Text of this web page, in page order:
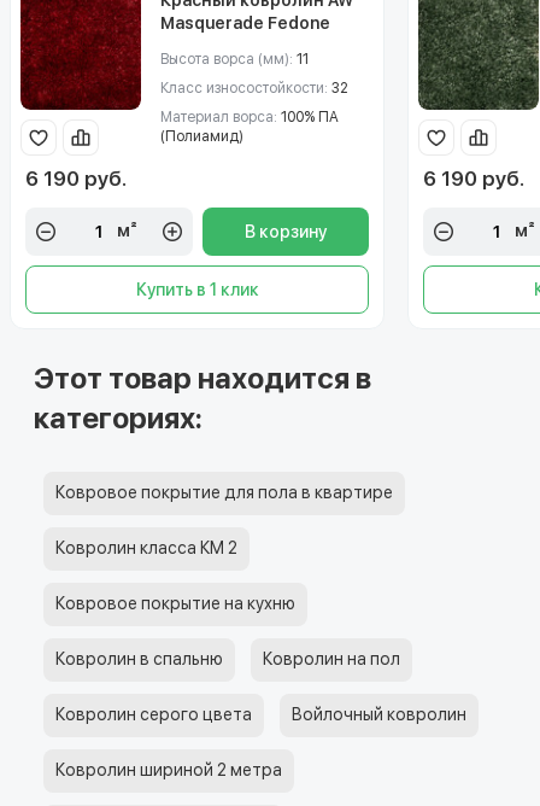
Masquerade Fedone
Высота ворса (мм): 11
Класс износостойкости: 32
Материал ворса: 100% ПА
(Полиамид)
6 190 руб.
м² В корзину
Купить в 1 клик
6 190 руб.
м²
Этот товар находится в
категориях:
Ковровое покрытие для пола в квартире
Ковролин класса КМ 2
Ковровое покрытие на кухню
Ковролин в спальню Ковролин на пол
Ковролин серого цвета Войлочный ковролин
Ковролин шириной 2 метра